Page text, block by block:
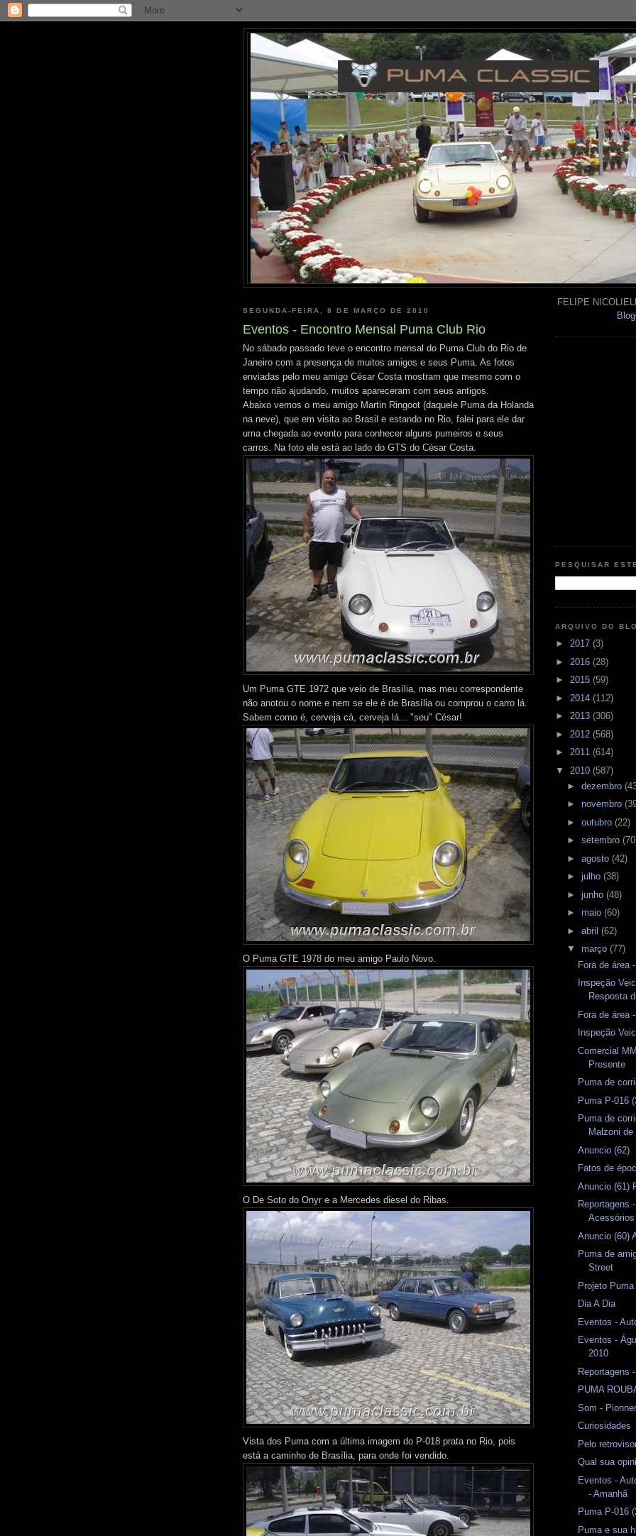
SEGUNDA-FEIRA, 8 DE MARÇO DE 2010
Eventos - Encontro Mensal Puma Club Rio
No sábado passado teve o encontro mensal do Puma Club do Rio de
Janeiro com a presença de muitos amigos e seus Puma. As fotos
enviadas pelo meu amigo César Costa mostram que mesmo com o
tempo não ajudando, muitos apareceram com seus antigos.
Abaixo vemos o meu amigo Martin Ringoot (daquele Puma da Holanda
na neve), que em visita ao Brasil e estando no Rio, falei para ele dar
uma chegada ao evento para conhecer alguns pumeiros e seus
carros. Na foto ele está ao lado do GTS do César Costa.
Um Puma GTE 1972 que veio de Brasília, mas meu correspondente
não anotou o nome e nem se ele é de Brasília ou comprou o carro lá.
Sabem como é, cerveja cá, cerveja lá... "seu" César!
O Puma GTE 1978 do meu amigo Paulo Novo.
O De Soto do Onyr e a Mercedes diesel do Ribas.
Vista dos Puma com a última imagem do P-018 prata no Rio, pois
está a caminho de Brasília, para onde foi vendido.
FELIPE
PESQUISAR
ARQUIVO DO
► 2017 (3)
► 2016 (28)
► 2015 (59)
► 2014 (112)
► 2013 (306)
► 2012 (568)
► 2011 (614)
▼ 2010 (587)
► dezembro
► novembro
► outubro (22)
► setembro
► agosto (42)
► julho (38)
► junho (48)
► maio (60)
► abril (62)
▼ março (77)
Fora de área
Inspeção
Resposta
Fora de área
Inspeção
Comercial
Presente
Puma de
Puma P-016
Puma de
Malzoni de
Anuncio (62)
Fatos de
Anuncio (61)
Reportagens
Anuncio (60)
Puma de
Street
Projeto
Dia A Dia
Eventos -
Eventos -
2010
Reportagens
PUMA
Som -
Curiosidades
Pelo
Qual sua
Eventos -
- Amanhã
Puma P-016
Puma e sua